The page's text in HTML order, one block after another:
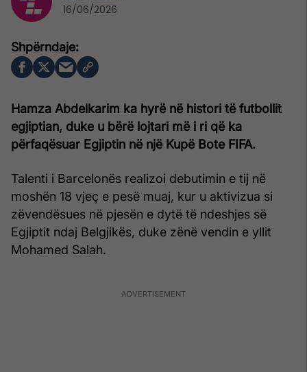
Hamza Abdelkarim ka hyrë në histori të futbollit
egjiptian, duke u bërë lojtari më i ri që ka
përfaqësuar Egjiptin në një Kupë Bote FIFA.
Talenti i Barcelonës realizoi debutimin e tij në
moshën 18 vjeç e pesë muaj, kur u aktivizua si
zëvendësues në pjesën e dytë të ndeshjes së
Egjiptit ndaj Belgjikës, duke zënë vendin e yllit
Mohamed Salah.
16/06/2026